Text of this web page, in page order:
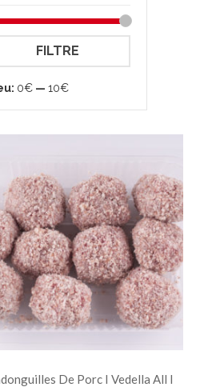
FILTRE
0€ — 10€
De Porc I Vedella All I